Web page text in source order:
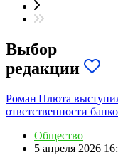
Выбор
редакции
Роман Плюта
ответственности
Общество
5 апреля 2026